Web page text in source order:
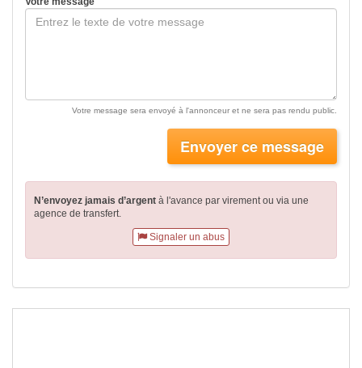
Votre message sera envoyé à l'annonceur et ne sera pas rendu public.
Envoyer ce message
N’envoyez jamais d’argent à l'avance par virementou via une
agence de transfert.
Signaler un abus